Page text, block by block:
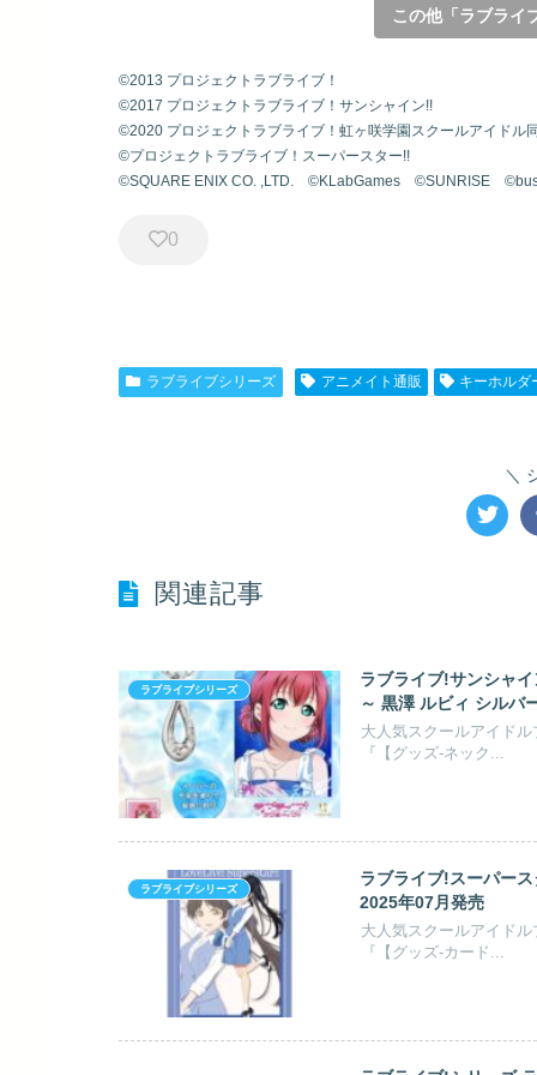
この他「ラブライ
©2013 プロジェクトラブライブ！
©2017 プロジェクトラブライブ！サンシャイン!!
©2020 プロジェクトラブライブ！虹ヶ咲学園スクールアイドル
©プロジェクトラブライブ！スーパースター!!
©SQUARE ENIX CO. ,LTD. ©KLabGames ©SUNRISE
0
ラブライブシリーズ アニメイト通販 キーホルダ
関連記事
ラブライブシリーズ
ラブライブ!サンシャ
～ 黒澤 ルビィ シルバ
大人気スクールアイド
『【グッズ-ネック...
ラブライブシリーズ
ラブライブ!スーパー
2025年07月発売
大人気スクールアイド
『【グッズ-カード...